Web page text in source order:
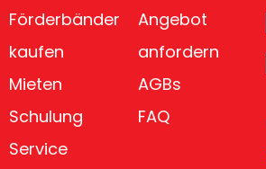
Förderbänder
kaufen
Mieten
Schulung
Service
Angebot
anfordern
AGBs
FAQ